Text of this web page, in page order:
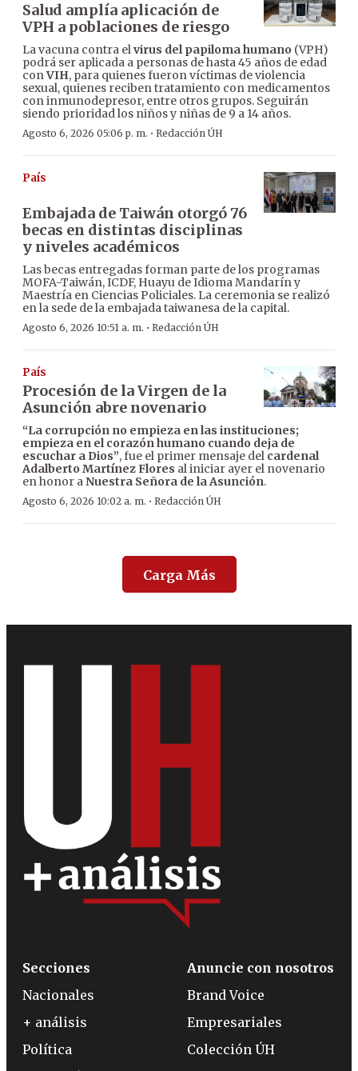
Salud amplía aplicación de
VPH a poblaciones de riesgo
La vacuna contra elvirus del papiloma humano (VPH)
podrá ser aplicada a personas de hasta 45 años de edad
conVIH, para quienes fueron víctimas de violencia
sexual, quienes reciben tratamiento con medicamentos
con inmunodepresor, entre otros grupos. Seguirán
siendo prioridad los niños y niñas de 9 a 14 años.
Agosto 6, 2026 05:06 p. m. · Redacción ÚH
País
Embajada de Taiwán otorgó 76
becas en distintas disciplinas
y niveles académicos
Las becas entregadas forman parte de los programas
MOFA-Taiwán, ICDF, Huayu de Idioma Mandarín y
Maestría en Ciencias Policiales. La ceremonia se realizó
en la sede de la embajada taiwanesa de la capital.
Agosto 6, 2026 10:51 a. m. · Redacción ÚH
País
Procesión de la Virgen de la
Asunción abre novenario
“La corrupción no empieza en las instituciones;
empieza en el corazón humano cuando deja de
escuchar a Dios”, fue el primer mensaje del cardenal
Adalberto Martínez Flores al iniciar ayer el novenario
en honor aNuestra Señora de la Asunción.
Agosto 6, 2026 10:02 a. m. · Redacción ÚH
Carga Más
Secciones
Nacionales
+ análisis
Política
Anuncie con nosotros
Brand Voice
Empresariales
Colección ÚH